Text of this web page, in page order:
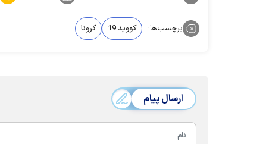
برچسب‌ها: کووید 19 کرونا
ارسال پیام